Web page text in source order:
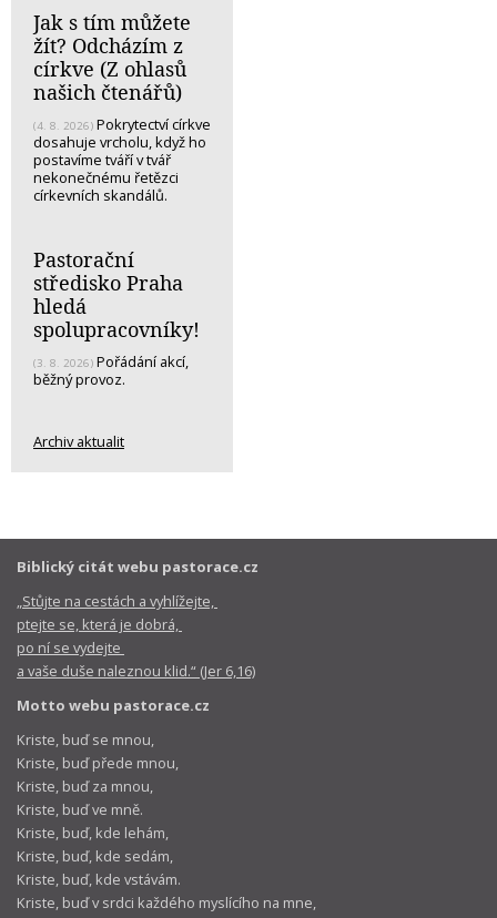
Jak s tím můžete
žít? Odcházím z
církve (Z ohlasů
našich čtenářů)
(4. 8. 2026) Pokrytectví církve
dosahuje vrcholu, když ho
postavíme tváří v tvář
nekonečnému řetězci
církevních skandálů.
Pastorační
středisko Praha
hledá
spolupracovníky!
(3. 8. 2026) Pořádání akcí,
běžný provoz.
Archiv aktualit
Biblický citát webu pastorace.cz
„Stůjte na cestách a vyhlížejte,
ptejte se, která je dobrá,
po ní se vydejte
a vaše duše naleznou klid.“ (Jer 6,16)
Motto webu pastorace.cz
Kriste, buď se mnou,
Kriste, buď přede mnou,
Kriste, buď za mnou,
Kriste, buď ve mně.
Kriste, buď, kde lehám,
Kriste, buď, kde sedám,
Kriste, buď, kde vstávám.
Kriste, buď v srdci každého myslícího na mne,